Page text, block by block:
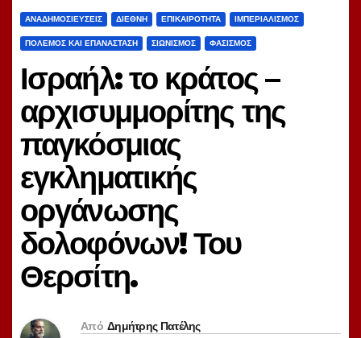
ΑΝΑΔΗΜΟΣΙΕΎΣΕΙΣ ΔΙΕΘΝΉ ΕΠΙΚΑΙΡΌΤΗΤΑ ΙΜΠΕΡΙΑΛΙΣΜΌΣ
ΠΌΛΕΜΟΣ ΚΑΙ ΕΠΑΝΆΣΤΑΣΗ ΣΙΩΝΙΣΜΌΣ ΦΑΣΙΣΜΌΣ
Ισραήλ: το κράτος –
αρχισυμμορίτης της
παγκόσμιας
εγκληματικής
οργάνωσης
δολοφόνων! Του
Θερσίτη.
Από Δημήτρης Πατέλης